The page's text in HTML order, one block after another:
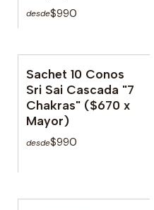
desde$990
No disponible
Sachet 10 Conos
Sri Sai Cascada "7
Chakras" ($670 x
Mayor)
desde$990